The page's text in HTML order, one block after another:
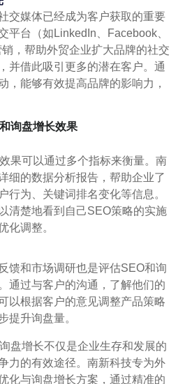
交媒体已经成为客户获取的重要
平台（如LinkedIn、Facebook、
，帮助外贸企业扩大品牌的社交
并借此吸引更多的潜在客户。通
，能够有效提高品牌的影响力，
询盘增长效果
果可以通过多个指标来衡量。南
细的数据分析报告，帮助企业了
行为、关键词排名变化等信息。
清楚地看到自己SEO策略的实施
化调整。
馈和市场调研也是评估SEO和询
通过与客户的沟通，了解他们的
以根据客户的意见调整产品策略
提升询盘量。
盘增长不仅是企业生存和发展的
力的有效途径。南新科技专为外
化与询盘增长方案，通过精准的